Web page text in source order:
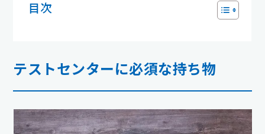
目次
テストセンターに必須な持ち物